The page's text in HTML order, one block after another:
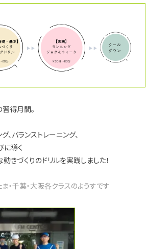
得月間。
バランストレーニング、
に導く
きづくりのドリルを実践しました！
・千葉・大阪各クラスのようすです